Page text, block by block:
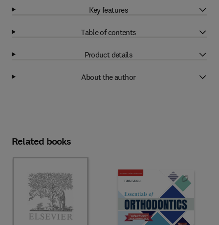
Key features
Table of contents
Product details
About the author
Related books